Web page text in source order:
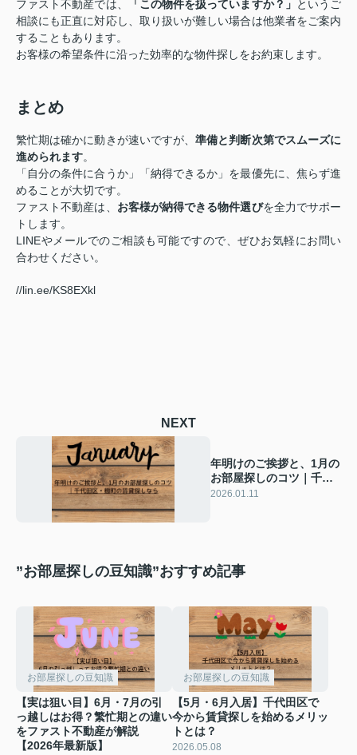
ファスト不動産では、 「この物件を扱っていますか？」 というご
相談にも正直に対応し、取り扱いが難しい場合は他業者をご案内
することもあります。
お客様の希望条件に沿った効率的な物件探しをお約束します。
まとめ
繁忙期は確かに動きが速いですが、準備と判断次第でスムーズに
進められます。
「自分の条件に合うか」「納得できるか」を最優先に、焦らず進
めることが大切です。
ファスト不動産は、 お客様が納得できる物件選びを全力でサポー
トします。
LINEやメールでのご相談も可能ですので、ぜひお気軽にお問い
合わせください。
//lin.ee/KS8EXkl
NEXT
年明けのご挨拶と、1月の
お部屋探しのコツ｜千代
田区・麹町の賃貸探しな
2026.01.11
”お部屋探しの豆知識”おすすめ記事
お部屋探しの豆知識
【実は狙い目】6月・7月の引
っ越しはお得？繁忙期との違い
をファスト不動産が解説
【2026年最新版】
お部屋探しの豆知識
【5月・6月入居】千代田区で
今から賃貸探しを始めるメリッ
トとは？
2026.05.08